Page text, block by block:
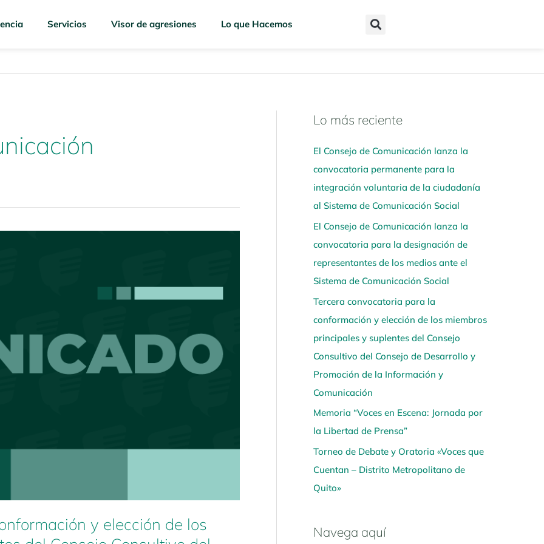
Servicios Visor de agresiones Lo que Hacemos
y elección de los
Lo más reciente
El Consejo de Comunicación lanza la
convocatoria permanente para la
integración voluntaria de la ciudadanía
al Sistema de Comunicación Social
El Consejo de Comunicación lanza la
convocatoria para la designación de
representantes de los medios ante el
Sistema de Comunicación Social
Tercera convocatoria para la
conformación y elección de los miembros
principales y suplentes del Consejo
Consultivo del Consejo de Desarrollo y
Promoción de la Información y
Comunicación
Memoria “Voces en Escena: Jornada por
la Libertad de Prensa”
Torneo de Debate y Oratoria «Voces que
Cuentan – Distrito Metropolitano de
Quito»
Navega aquí
N
v
e
g
a
a
q
u
í